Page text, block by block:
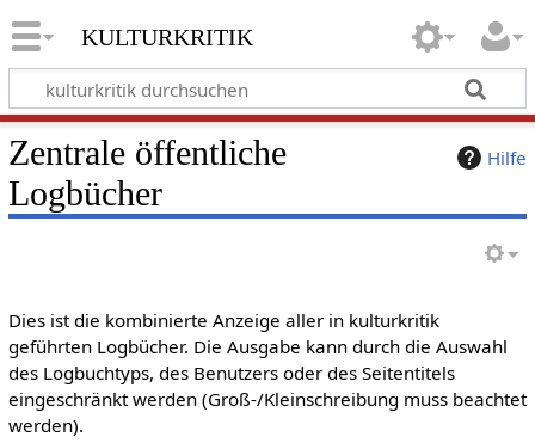
kulturkritik
Hilfe
Zentrale öffentliche
Logbücher
Dies ist die kombinierte Anzeige aller in kulturkritik
geführten Logbücher. Die Ausgabe kann durch die Auswahl
des Logbuchtyps, des Benutzers oder des Seitentitels
eingeschränkt werden (Groß-/Kleinschreibung muss beachtet
werden).